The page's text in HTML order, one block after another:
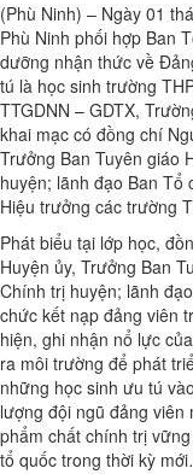
(Phù Ninh) – Ngày 01
Phù Ninh phối hợp Ban
dưỡng nhận thức về
tú là học sinh trường
TTGDNN – GDTX,
khai mạc có đồng chí
Trưởng Ban Tuyên giáo
huyện; lãnh đạo Ban Tổ
Hiệu trưởng các trường
Phát biểu tại lớp học,
Huyện ủy, Trưởng Ban
Chính trị huyện; lãnh
chức kết nạp đảng viên
hiện, ghi nhận nổ lực
ra môi trường để phát
những học sinh ưu tú
lượng đội ngũ đảng
phẩm chất chính trị
tổ quốc trong thời kỳ